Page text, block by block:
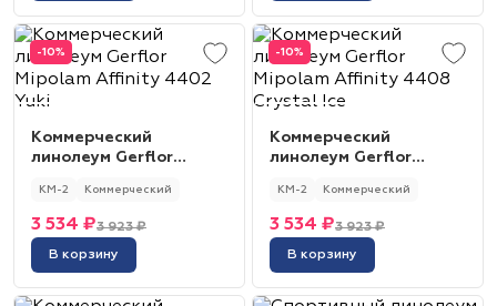
-10%
Коммерческий
линолеум Gerflor
Yuki
КМ-2 Коммерческий
3 923 ₽
3 534 ₽
В корзину
-10%
Коммерческий
линолеум Gerflor
Crystal Ice
КМ-2 Коммерческий
3 923 ₽
3 534 ₽
В корзину